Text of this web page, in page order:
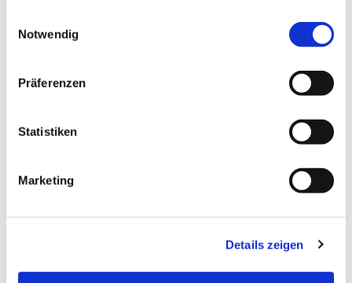
Notwendig
Präferenzen
Statistiken
Marketing
Details zeigen